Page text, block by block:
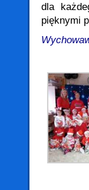
dla
pięknymi